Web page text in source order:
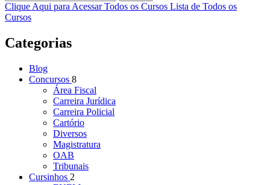
Clique Aqui para Acessar Todos os Cursos Lista de Todos os
Cursos
Categorias
Blog
Concursos 8
Área Fiscal
Carreira Jurídica
Carreira Policial
Cartório
Diversos
Magistratura
OAB
Tribunais
Cursinhos 2